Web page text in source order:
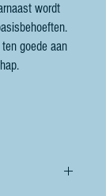
wordt
goede aan